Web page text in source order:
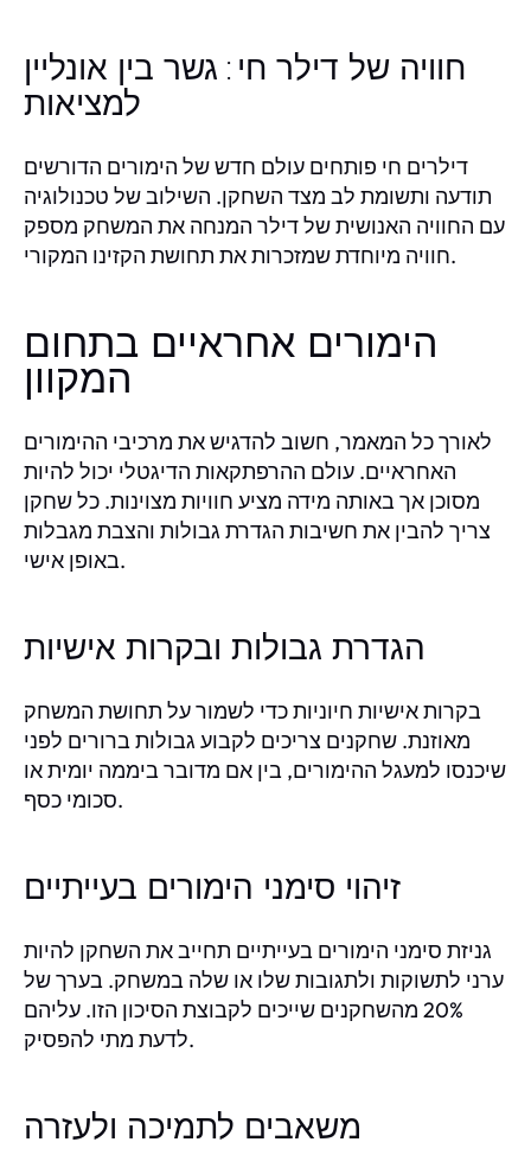
חוויה של דילר חי: גשר בין אונליין
למציאות
דילרים חי פותחים עולם חדש של הימורים הדורשים
תודעה ותשומת לב מצד השחקן. השילוב של טכנולוגיה
עם החוויה האנושית של דילר המנחה את המשחק מספק
חוויה מיוחדת שמזכרות את תחושת הקזינו המקורי.
הימורים אחראיים בתחום
המקוון
לאורך כל המאמר, חשוב להדגיש את מרכיבי ההימורים
האחראיים. עולם ההרפתקאות הדיגטלי יכול להיות
מסוכן אך באותה מידה מציע חוויות מצוינות. כל שחקן
צריך להבין את חשיבות הגדרת גבולות והצבת מגבלות
באופן אישי.
הגדרת גבולות ובקרות אישיות
בקרות אישיות חיוניות כדי לשמור על תחושת המשחק
מאוזנת. שחקנים צריכים לקבוע גבולות ברורים לפני
שיכנסו למעגל ההימורים, בין אם מדובר ביממה יומית או
סכומי כסף.
זיהוי סימני הימורים בעייתיים
גניזת סימני הימורים בעייתיים תחייב את השחקן להיות
ערני לתשוקות ולתגובות שלו או שלה במשחק. בערך של
20% מהשחקנים שייכים לקבוצת הסיכון הזו. עליהם
לדעת מתי להפסיק.
משאבים לתמיכה ולעזרה